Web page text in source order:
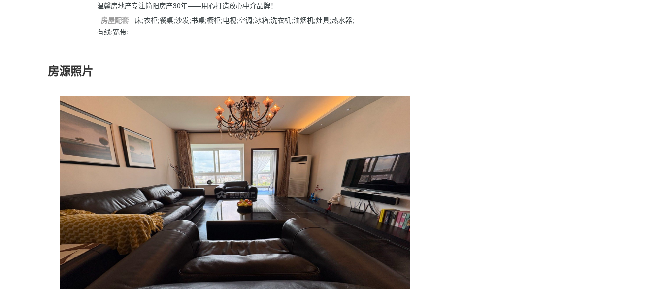
温馨房地产专注简阳房产30年——用心打造放心中介品牌！
房屋配套
床;衣柜;餐桌;沙发;书桌;橱柜;电视;空调;冰箱;洗衣机;油烟机;灶具;热水器;
有线;宽带;
房源照片